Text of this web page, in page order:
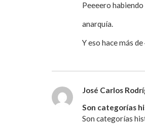
Peeeero
anarquía.
Y eso hace más
José Carlos
Son categorías
Son categorías